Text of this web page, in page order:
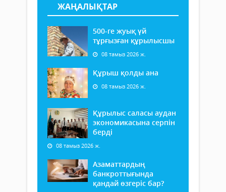
ЖАҢАЛЫҚТАР
500-ге жуық үй
тұрғызған құрылысшы
08 тамыз 2026 ж.
Құрыш қолды ана
08 тамыз 2026 ж.
Құрылыс саласы аудан
экономикасына серпін
берді
08 тамыз 2026 ж.
Азаматтардың
банкроттығында
қандай өзгеріс бар?